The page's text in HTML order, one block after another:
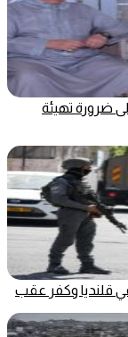
ضرورة تهيئة
قلنديا وكفر عقب